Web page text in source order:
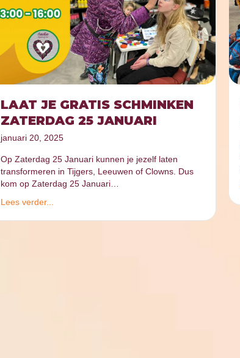
LAAT JE GRATIS SCHMINKEN
ZATERDAG 25 JANUARI
januari 20, 2025
Op Zaterdag 25 Januari kunnen je jezelf laten
transformeren in Tijgers, Leeuwen of Clowns. Dus
kom op Zaterdag 25 Januari…
Lees verder...